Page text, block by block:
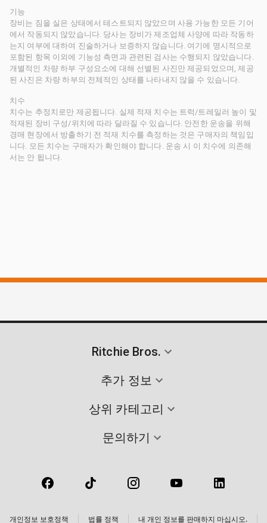
기능
장비는 짐을 실은 상태에서 테스트되지 않았으며 사용 가능한 모든 기어
에서 작동되지 않았습니다. 당사는 장비가 제조업체 사양에 따라 작동하
는지 여부에 대하여 진술하거나 보증하지 않습니다. 여기에 명시적으로
포함된 항목 이외에 기능성 측면과 관련된 검사는 수행되지 않았습니다.
개별적인 차량 하부 구성요소에 대해 선별된 사진만 제공되었으며, 제공
된 사진은 차량 하부의 전체적인 상태를 나타내지 않을 수 있습니다.
치수
치수는 추정치로만 제공됩니다. 실제 적재 치수는 트럭/트레일러 높이 및
적재된 장비 구성/위치에 따라 달라질 수 있습니다. 안전한 운송을 위해
경매 현장에서 방출하기 전 적재 치수를 측정하는 것은 구매자의 책임입
니다. 모든 치수는 구매자가 확인해야 합니다. 운송 시 이 치수에 의존해
서는 안 됩니다.
Ritchie Bros.
추가 정보
상위 카테고리
문의하기
개인정보 보호정책 법률 정책 내 개인 정보를 판매하지 마십시오.